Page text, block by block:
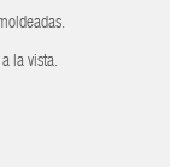
la vista.